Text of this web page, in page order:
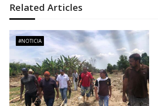
g
a
c
i
Related Articles
#NOTICIA